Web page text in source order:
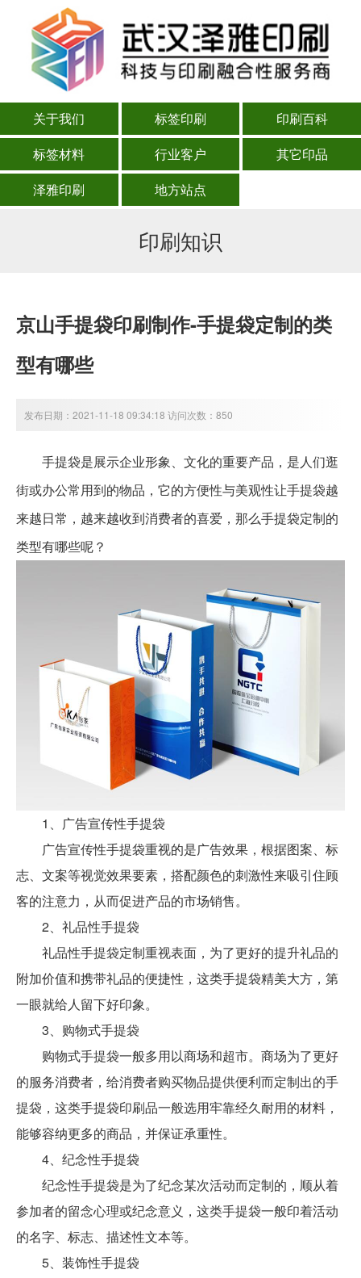
关于我们 标签印刷
印刷百科
标签材料
行业客户
其它印品
泽雅印刷
地方站点
印刷知识
京山手提袋印刷制作-手提袋定制的类
型有哪些
发布日期：2021-11-18 09:34:18 访问次数：850
手提袋是展示企业形象、文化的重要产品，是人们逛
街或办公常用到的物品，它的方便性与美观性让手提袋越
来越日常，越来越收到消费者的喜爱，那么手提袋定制的
类型有哪些呢？
1、广告宣传性手提袋
广告宣传性手提袋重视的是广告效果，根据图案、标
志、文案等视觉效果要素，搭配颜色的刺激性来吸引住顾
客的注意力，从而促进产品的市场销售。
2、礼品性手提袋
礼品性手提袋定制重视表面，为了更好的提升礼品的
附加价值和携带礼品的便捷性，这类手提袋精美大方，第
一眼就给人留下好印象。
3、购物式手提袋
购物式手提袋一般多用以商场和超市。商场为了更好
的服务消费者，给消费者购买物品提供便利而定制出的手
提袋，这类手提袋印刷品一般选用牢靠经久耐用的材料，
能够容纳更多的商品，并保证承重性。
4、纪念性手提袋
纪念性手提袋是为了纪念某次活动而定制的，顺从着
参加者的留念心理或纪念意义，这类手提袋一般印着活动
的名字、标志、描述性文本等。
5、装饰性手提袋